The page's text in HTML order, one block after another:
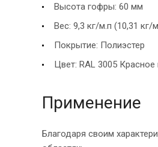
Высота гофры: 60 мм
Вес: 9,3 кг/м.п (10,31 кг/
Покрытие: Полиэстер
Цвет: RAL 3005 Красное
Применение
Благодаря своим